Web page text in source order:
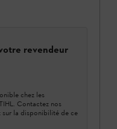
revendeur
chez les
Contactez nos
sur la disponibilité de ce